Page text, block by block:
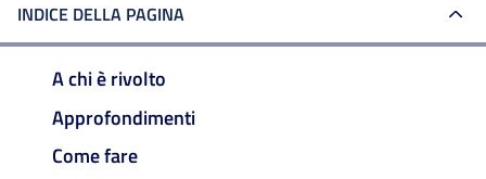
INDICE DELLA PAGINA
A chi è rivolto
Approfondimenti
Come fare